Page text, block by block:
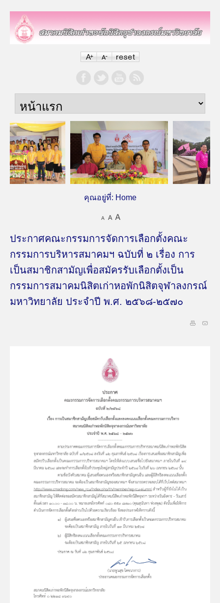
คุณอยู่ที่: Home
ประกาศคณะกรรมการจัดการเลือกตั้งคณะ
กรรมการบริหารสมาคมฯ ฉบับที่ ๒ เรื่อง การ
เป็นสมาชิกสามัญเพื่อสมัครรับเลือกตั้งเป็น
กรรมการสมาคมนิสิตเก่าหอพักนิสิตจุฬาลงกรณ์
มหาวิทยาลัย ประจำปี พ.ศ. ๒๕๖๘-๒๕๗๐